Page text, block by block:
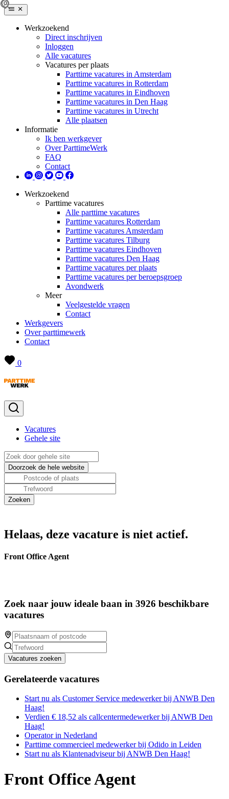
Werkzoekend
Direct inschrijven
Inloggen
Alle vacatures
Vacatures per plaats
Parttime vacatures in Amsterdam
Parttime vacatures in Rotterdam
Parttime vacatures in Eindhoven
Parttime vacatures in Den Haag
Parttime vacatures in Utrecht
Alle plaatsen
Informatie
Ik ben werkgever
Over ParttimeWerk
FAQ
Contact
Werkzoekend
Parttime vacatures
Alle parttime vacatures
Parttime vacatures Rotterdam
Parttime vacatures Amsterdam
Parttime vacatures Tilburg
Parttime vacatures Eindhoven
Parttime vacatures Den Haag
Parttime vacatures per plaats
Parttime vacatures per beroepsgroep
Avondwerk
Meer
Veelgestelde vragen
Contact
Werkgevers
Over parttimewerk
Contact
0
Vacatures
Gehele site
Helaas, deze vacature is niet actief.
Front Office Agent
Zoek naar jouw ideale baan in 3926 beschikbare
vacatures
Vacatures zoeken
Gerelateerde vacatures
Start nu als Customer Service medewerker bij ANWB Den
Haag!
Verdien € 18,52 als callcentermedewerker bij ANWB Den
Haag!
Operator in Nederland
Parttime commercieel medewerker bij Odido in Leiden
Start nu als Klantenadviseur bij ANWB Den Haag!
Front Office Agent